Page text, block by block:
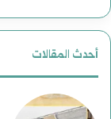
أحدث المقالات